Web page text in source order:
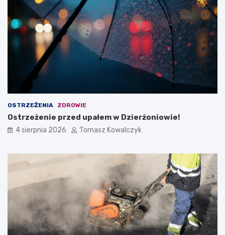
OSTRZEŻENIA ZDROWIE
Ostrzeżenie przed upałem w Dzierżoniowie!
4 sierpnia 2026 Tomasz Kowalczyk